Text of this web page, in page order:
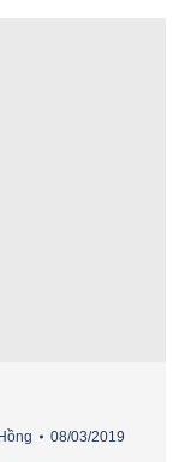
08/03/2019